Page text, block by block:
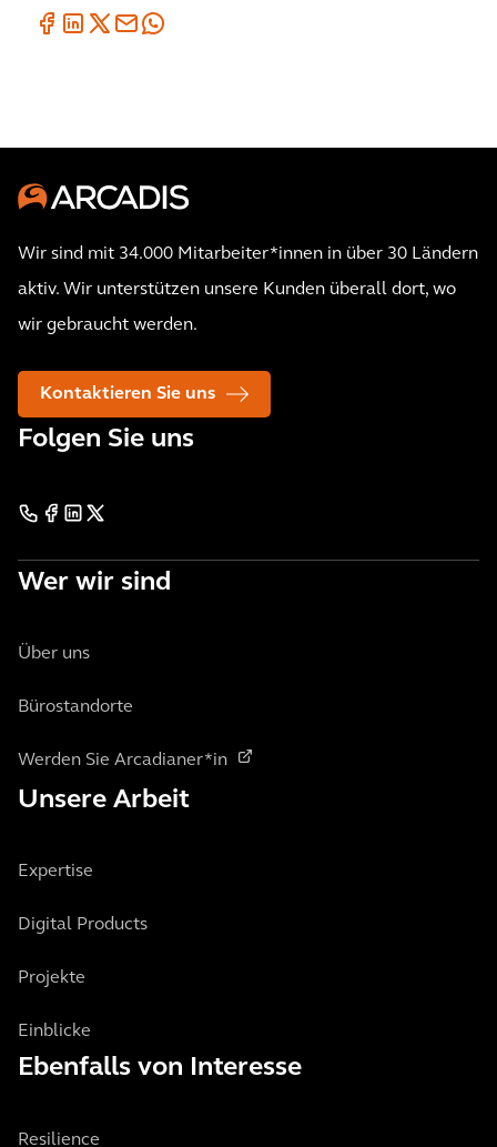
Wir sind mit 34.000 Mitarbeiter*innen in über 30 Ländern
aktiv. Wir unterstützen unsere Kunden überall dort, wo
wir gebraucht werden.
Kontaktieren Sie uns
Folgen Sie uns
Wer wir sind
Über uns
Bürostandorte
Werden Sie Arcadianer*in
Unsere Arbeit
Expertise
Digital Products
Projekte
Einblicke
Ebenfalls von Interesse
Resilience